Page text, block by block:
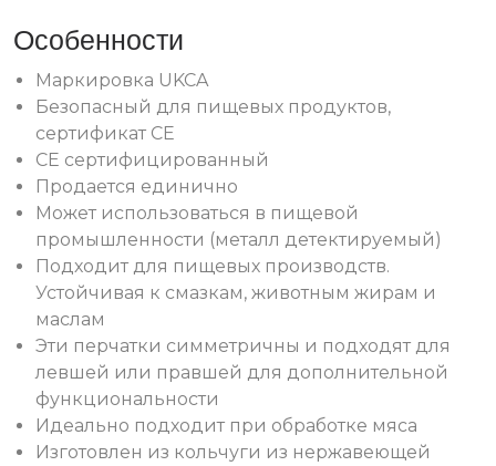
Особенности
Маркировка UKCA
Безопасный для пищевых продуктов,
сертификат СЕ
CE сертифицированный
Продается единично
Может использоваться в пищевой
промышленности (металл детектируемый)
Подходит для пищевых производств.
Устойчивая к смазкам, животным жирам и
маслам
Эти перчатки симметричны и подходят для
левшей или правшей для дополнительной
функциональности
Идеально подходит при обработке мяса
Изготовлен из кольчуги из нержавеющей